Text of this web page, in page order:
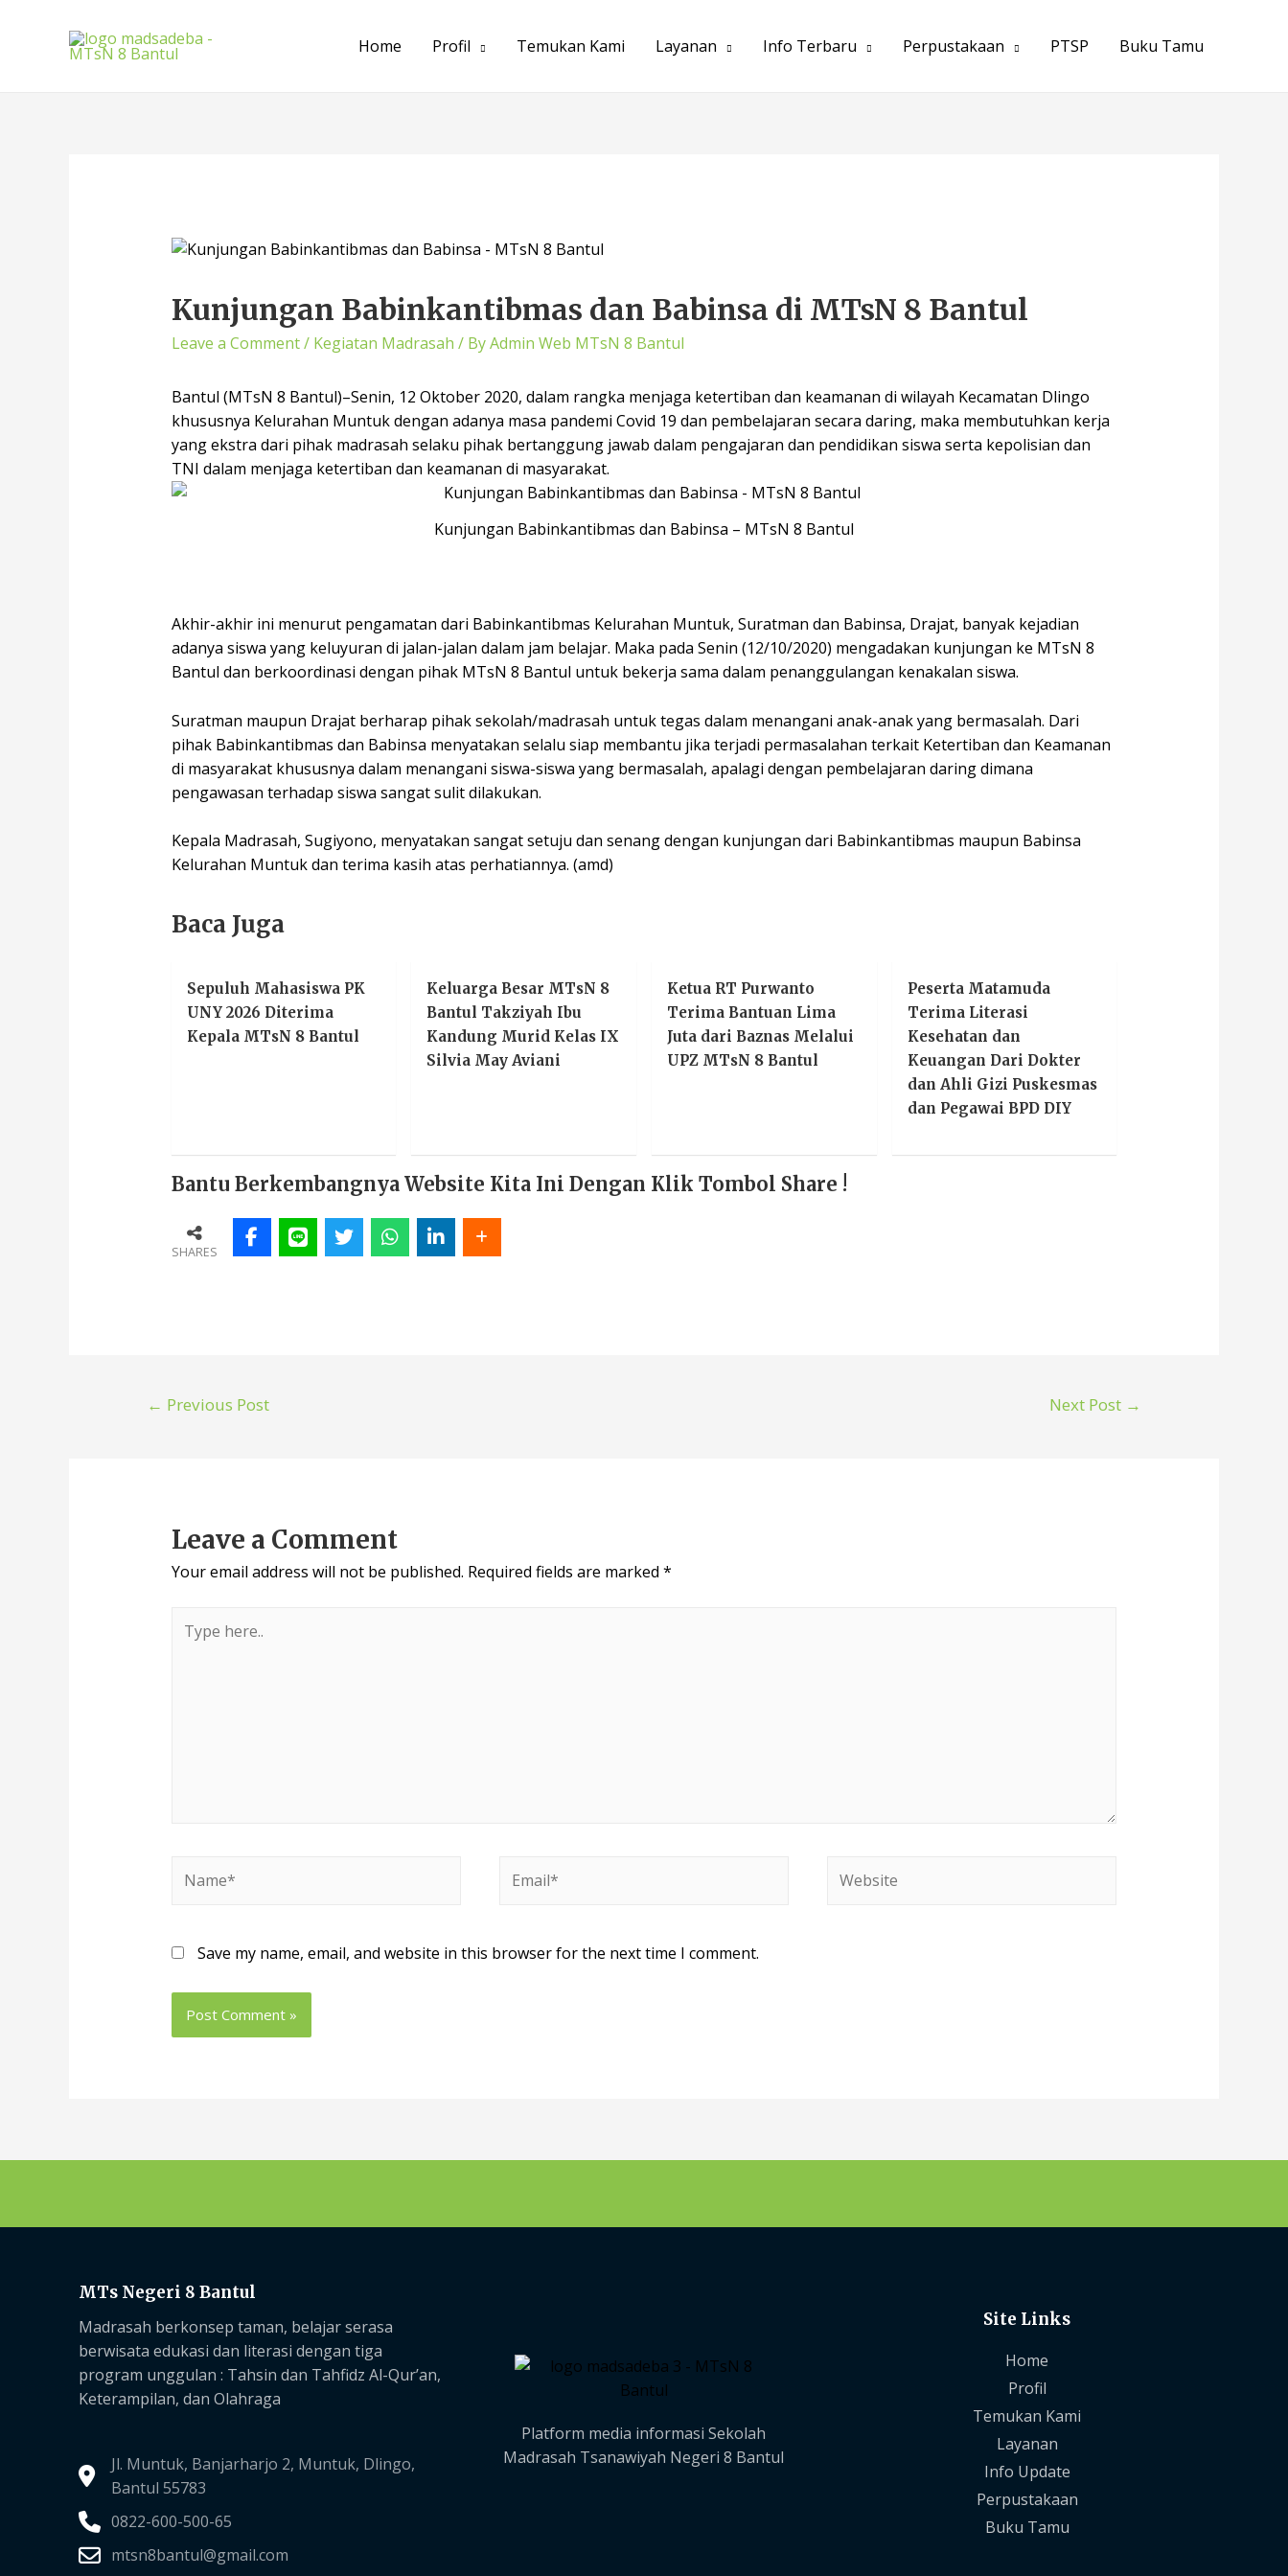
Home Profil Temukan Kami Layanan Info Terbaru Perpustakaan PTSP Buku Tamu
Kunjungan Babinkantibmas dan Babinsa di MTsN 8 Bantul
Leave a Comment/ Kegiatan Madrasah / ByAdmin Web MTsN 8 Bantul
Bantul (MTsN 8 Bantul)–Senin, 12 Oktober 2020, dalam rangka menjaga ketertiban dan keamanan di wilayah Kecamatan Dlingo
khususnya Kelurahan Muntuk dengan adanya masa pandemi Covid 19 dan pembelajaran secara daring, maka membutuhkan kerja
yang ekstra dari pihak madrasah selaku pihak bertanggung jawab dalam pengajaran dan pendidikan siswa serta kepolisian dan
TNI dalam menjaga ketertiban dan keamanan di masyarakat.
Kunjungan Babinkantibmas dan Babinsa – MTsN 8 Bantul
Akhir-akhir ini menurut pengamatan dari Babinkantibmas Kelurahan Muntuk, Suratman dan Babinsa, Drajat, banyak kejadian
adanya siswa yang keluyuran di jalan-jalan dalam jam belajar. Maka pada Senin (12/10/2020) mengadakan kunjungan ke MTsN 8
Bantul dan berkoordinasi dengan pihak MTsN 8 Bantul untuk bekerja sama dalam penanggulangan kenakalan siswa.
Suratman maupun Drajat berharap pihak sekolah/madrasah untuk tegas dalam menangani anak-anak yang bermasalah. Dari
pihak Babinkantibmas dan Babinsa menyatakan selalu siap membantu jika terjadi permasalahan terkait Ketertiban dan Keamanan
di masyarakat khususnya dalam menangani siswa-siswa yang bermasalah, apalagi dengan pembelajaran daring dimana
pengawasan terhadap siswa sangat sulit dilakukan.
Kepala Madrasah, Sugiyono, menyatakan sangat setuju dan senang dengan kunjungan dari Babinkantibmas maupun Babinsa
Kelurahan Muntuk dan terima kasih atas perhatiannya. (amd)
Baca Juga
Sepuluh Mahasiswa PK
UNY 2026 Diterima
Kepala MTsN 8 Bantul
Keluarga Besar MTsN 8
Bantul Takziyah Ibu
Kandung Murid Kelas IX
Silvia May Aviani
Ketua RT Purwanto
Terima Bantuan Lima
Juta dari Baznas Melalui
UPZ MTsN 8 Bantul
Peserta Matamuda
Terima Literasi
Kesehatan dan
Keuangan Dari Dokter
dan Ahli Gizi Puskesmas
dan Pegawai BPD DIY
Bantu Berkembangnya Website Kita Ini Dengan Klik Tombol Share !
SHARES
← Previous Post Next Post →
Leave a Comment
Your email address will not be published. Required fields are marked *
Save my name, email, and website in this browser for the next time I comment.
MTs Negeri 8 Bantul
Madrasah berkonsep taman, belajar serasa
berwisata edukasi dan literasi dengan tiga
program unggulan : Tahsin dan Tahfidz Al-Qur’an,
Keterampilan, dan Olahraga
Jl. Muntuk, Banjarharjo 2, Muntuk, Dlingo,
Bantul 55783
0822-600-500-65
mtsn8bantul@gmail.com
Platform media informasi Sekolah
Madrasah Tsanawiyah Negeri 8 Bantul
Site Links
Home
Profil
Temukan Kami
Layanan
Info Update
Perpustakaan
Buku Tamu